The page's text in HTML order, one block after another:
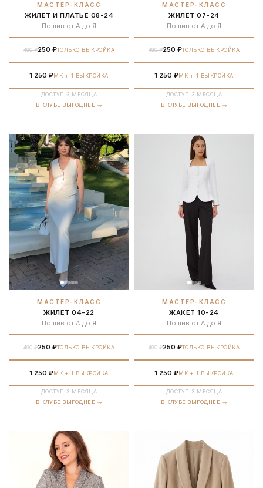
МАСТЕР-КЛАСС
ЖИЛЕТ И ПЛАТЬЕ 08-24
Пошив от А до Я
490 ₽250 ₽ТОЛЬКО ВЫКРОЙКА
1 250 ₽МК + 1 ВЫКРОЙКА
ДОСТУП 3 МЕСЯЦА
В КЛУБЕ ВЫГОДНЕЕ →
МАСТЕР-КЛАСС
ЖИЛЕТ 07-24
Пошив от А до Я
490 ₽250 ₽ТОЛЬКО ВЫКРОЙКА
1 250 ₽МК + 1 ВЫКРОЙКА
ДОСТУП 3 МЕСЯЦА
В КЛУБЕ ВЫГОДНЕЕ →
МАСТЕР-КЛАСС
ЖИЛЕТ 04-22
Пошив от А до Я
490 ₽250 ₽ТОЛЬКО ВЫКРОЙКА
1 250 ₽МК + 1 ВЫКРОЙКА
ДОСТУП 3 МЕСЯЦА
В КЛУБЕ ВЫГОДНЕЕ →
МАСТЕР-КЛАСС
ЖАКЕТ 10-24
Пошив от А до Я
490 ₽250 ₽ТОЛЬКО ВЫКРОЙКА
1 250 ₽МК + 1 ВЫКРОЙКА
ДОСТУП 3 МЕСЯЦА
В КЛУБЕ ВЫГОДНЕЕ →